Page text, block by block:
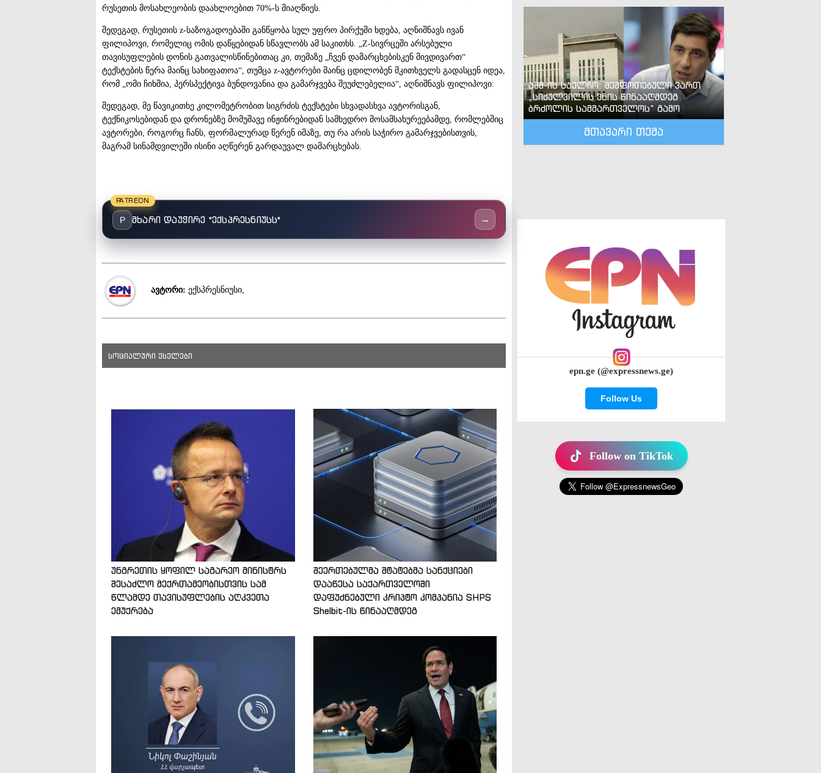
რუსეთის მოსახლეობის დაახლოებით 70%-ს მიაღწიეს.
შედეგად, რუსეთის z-საზოგადოებაში განწყობა სულ უფრო პირქუში ხდება, აღნიშნავს ივან
ფილიპოვი, რომელიც ომის დაწყებიდან სწავლობს ამ საკითხს. „Z-სივრცეში არსებული
თავისუფლების დონის გათვალისწინებითაც კი, თემაზე „ჩვენ დამარცხებისკენ მივდივართ“
ტექსტების წერა მაინც სახიფათოა“, თუმცა z-ავტორები მაინც ცდილობენ მკითხველს გადასცენ იდეა,
რომ „ომი ჩიხშია, პერსპექტივა ბუნდოვანია და გამარჯვება შეუძლებელია“, აღნიშნავს ფილიპოვი:
შედეგად, მე წავიკითხე კილომეტრობით სიგრძის ტექსტები სხვადასხვა ავტორისგან,
ტექნიკოსებიდან და დრონებზე მომუშავე ინჟინრებიდან სამხედრო მოსამსახურეებამდე, რომლებშიც
ავტორები, როგორც ჩანს, ფორმალურად წერენ იმაზე, თუ რა არის საჭირო გამარჯვებისთვის,
მაგრამ სინამდვილეში ისინი აღწერენ გარდაუვალ დამარცხებას.
PATREON
P მხარი დაუჭირე "ექსპრესნიუსს" →
ავტორი: ექსპრესნიუსი,
სოციალური ქსელები
უნგრეთის ყოფილ საგარეო მინისტრს
შესაძლო მექრთამეობისთვის სამ
წლამდე თავისუფლების აღკვეთა
ემუქრება
შეერთებულმა შტატებმა სანქციები
დააწესა საქართველოში
დაფუძნებული კრიპტო კომპანია SHPS
Shelbit-ის წინააღმდეგ
აშშ-ის საელჩო: შეშფოთებული ვართ
„სიძულვილის ენის წინააღმდეგ
ბრძოლის სამმართველოს“ გამო
მთავარი თემა
epn.ge (@expressnews.ge)
Follow Us
Follow on TikTok